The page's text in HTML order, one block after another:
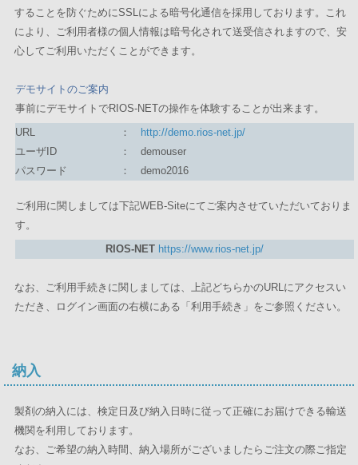
することを防ぐためにSSLによる暗号化通信を採用しております。これ
により、ご利用者様の個人情報は暗号化されて送受信されますので、安
心してご利用いただくことができます。
デモサイトのご案内
事前にデモサイトでRIOS-NETの操作を体験することが出来ます。
URL
：
http://demo.rios-net.jp/
ユーザID
：
demouser
パスワード
： demo2016
ご利用に関しましては下記WEB-Siteにてご案内させていただいておりま
す。
RIOS-NET https://www.rios-net.jp/
なお、ご利用手続きに関しましては、上記どちらかのURLにアクセスい
ただき、ログイン画面の右横にある「利用手続き」をご参照ください。
納入
製剤の納入には、検定日及び納入日時に従って正確にお届けできる輸送
機関を利用しております。
なお、ご希望の納入時間、納入場所がございましたらご注文の際ご指定